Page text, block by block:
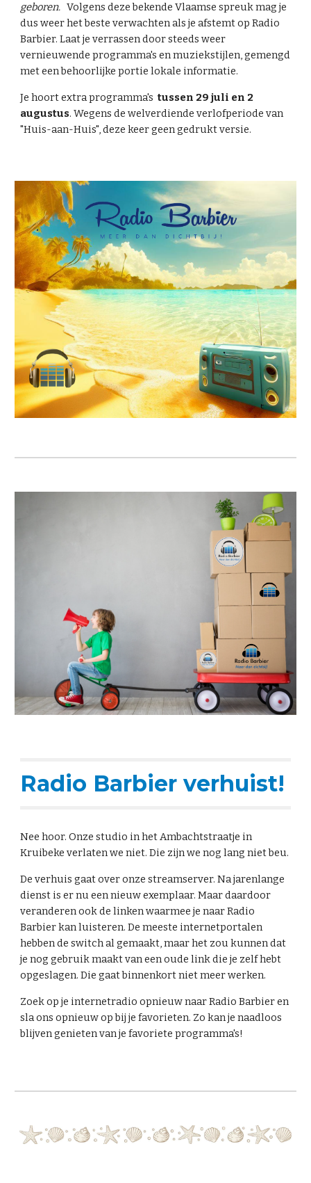
geboren. Volgens deze bekende Vlaamse spreuk mag je
dus weer het beste verwachten als je afstemt op Radio
Barbier. Laat je verrassen door steeds weer
vernieuwende programma's en muziekstijlen, gemengd
met een behoorlijke portie lokale informatie.
Je hoort extra programma'stussen 29 juli en 2
augustus. Wegens de welverdiende verlofperiode van
"Huis-aan-Huis", deze keer geen gedrukt versie.
Radio Barbier verhuist!
Nee hoor. Onze studio in het Ambachtstraatje in
Kruibeke verlaten we niet. Die zijn we nog lang niet beu.
De verhuis gaat over onze streamserver. Na jarenlange
dienst is er nu een nieuw exemplaar. Maar daardoor
veranderen ook de linken waarmee je naar Radio
Barbier kan luisteren. De meeste internetportalen
hebben de switch al gemaakt, maar het zou kunnen dat
je nog gebruik maakt van een oude link die je zelf hebt
opgeslagen. Die gaat binnenkort niet meer werken.
Zoek op je internetradio opnieuw naar Radio Barbier en
sla ons opnieuw op bij je favorieten. Zo kan je naadloos
blijven genieten van je favoriete programma's!